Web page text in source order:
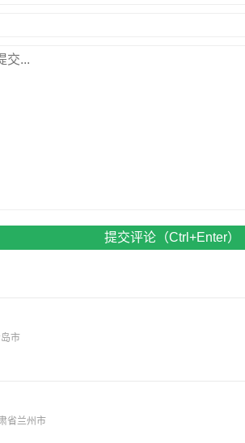
提交评论（Ctrl+Enter）
市
省兰州市